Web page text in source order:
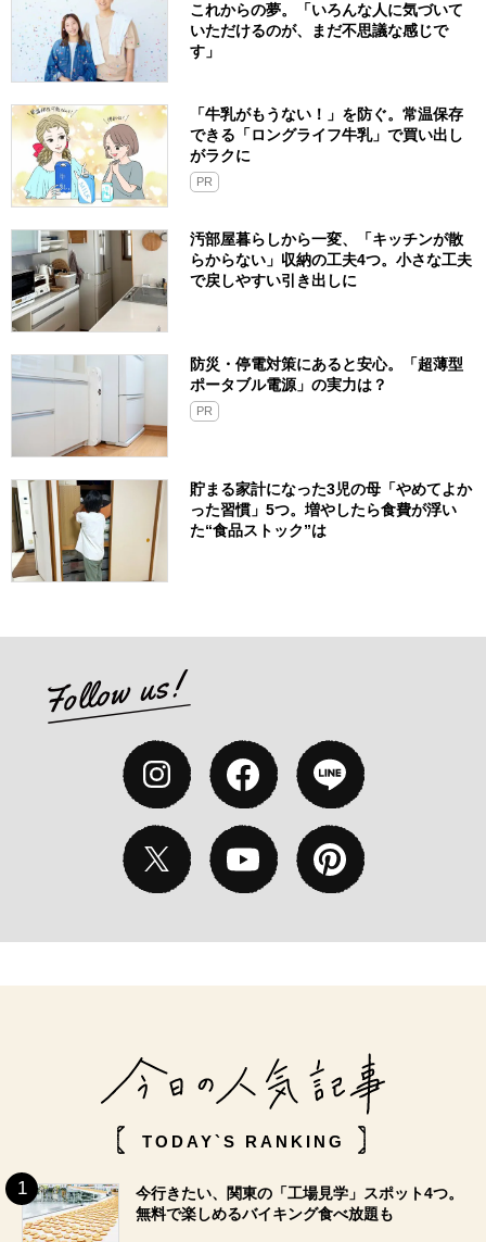
これからの夢。「いろんな人に気づいて
いただけるのが、まだ不思議な感じで
す」
「牛乳がもうない！」を防ぐ。常温保存
できる「ロングライフ牛乳」で買い出し
がラクに
PR
汚部屋暮らしから一変、「キッチンが散
らからない」収納の工夫4つ。小さな工夫
で戻しやすい引き出しに
防災・停電対策にあると安心。「超薄型
ポータブル電源」の実力は？​
PR
貯まる家計になった3児の母「やめてよか
った習慣」5つ。増やしたら食費が浮い
た“食品ストック”は
TODAY`S RANKING
今行きたい、関東の「工場見学」スポット4つ。
無料で楽しめるバイキング食べ放題も